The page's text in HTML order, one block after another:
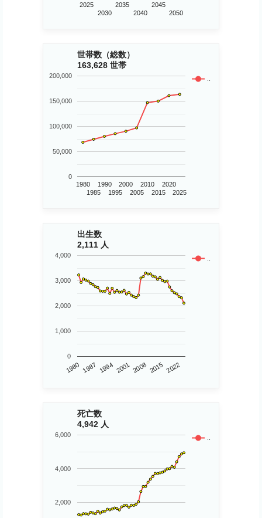
2025
2030
2035
2040
2045
2050
世帯数（総数）
163,628 世帯
..
1980
1985
1990
1995
2000
2005
2010
2015
2020
2025
0
50,000
100,000
150,000
200,000
出生数
2,111 人
..
1980 1987 1994 2001 2008 2015 2022
0
1,000
2,000
3,000
4,000
死亡数
4,942 人
..
2,000
4,000
6,000